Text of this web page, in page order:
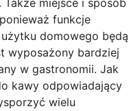
miejsce i sposób
funkcje
domowego będą
wyposażony bardziej
w gastronomii. Jak
kawy odpowiadający
wielu